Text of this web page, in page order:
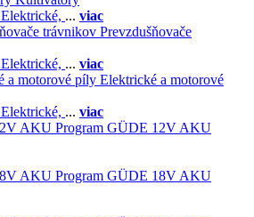
Elektrické, ... viac
Prevzdušňovače
Elektrické, ... viac
Elektrické a motorové
Elektrické, ... viac
GÜDE 12V AKU
GÜDE 18V AKU